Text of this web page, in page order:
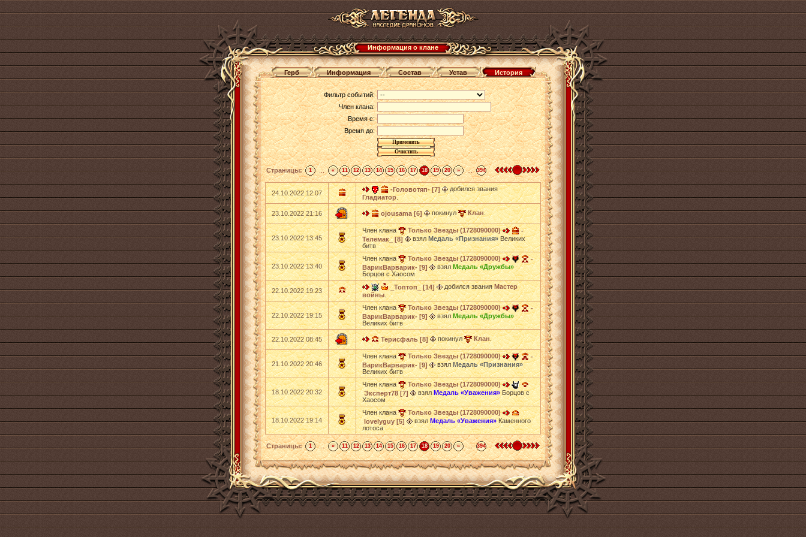
Информация о клане
Герб Информация Состав Устав История
Фильтр событий:
Член клана:
Время с:
Время до:
Страницы: 1 ... « 11 12 13 14 15 16 17 18 19 20 » ... 394
24.10.2022 12:07 -Головотяп- [7]
добился звания
Гладиатор.
23.10.2022 21:16 ojousama [6] покинул Клан.
23.10.2022 13:45
Член клана Только Звезды (1728090000)
-
Телемак_ [8]
взялМедаль «Признания»Великих
битв
23.10.2022 13:40
Член клана Только Звезды (1728090000)
-
ВарикВарварик- [9]
взялМедаль «Дружбы»
Борцов с Хаосом
22.10.2022 19:23 _Топтоп_ [14] добился званияМастер
войны.
22.10.2022 19:15
Член клана Только Звезды (1728090000)
-
ВарикВарварик- [9]
взялМедаль «Дружбы»
Великих битв
22.10.2022 08:45 Терисфаль [8] покинул Клан.
21.10.2022 20:46
Член клана Только Звезды (1728090000)
-
ВарикВарварик- [9]
взялМедаль «Признания»
Великих битв
18.10.2022 20:32
Член клана
Только Звезды (1728090000)
Эксперт78 [7]
взялМедаль «Уважения»Борцов с
Хаосом
18.10.2022 19:14
Член клана
Только Звезды (1728090000)
lovelyguy [5]
взялМедаль «Уважения»Каменного
лотоса
Страницы: 1 ... « 11 12 13 14 15 16 17 18 19 20 » ... 394